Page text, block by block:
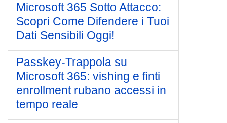
Microsoft 365 Sotto Attacco:
Scopri Come Difendere i Tuoi
Dati Sensibili Oggi!
Passkey-Trappola su
Microsoft 365: vishing e finti
enrollment rubano accessi in
tempo reale